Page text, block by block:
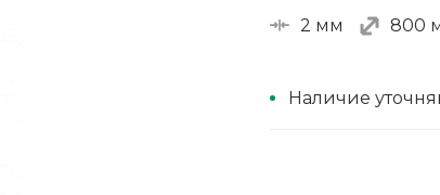
2 мм 800
Наличие